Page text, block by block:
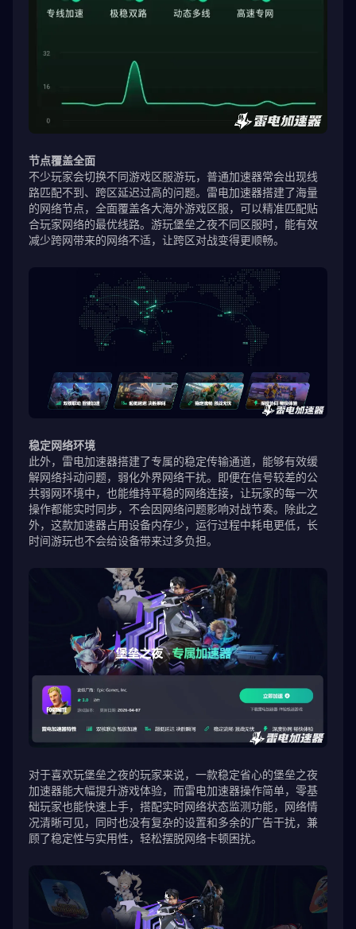
节点覆盖全面
不少玩家会切换不同游戏区服游玩，普通加速器常会出现线
路匹配不到、跨区延迟过高的问题。雷电加速器搭建了海量
的网络节点，全面覆盖各大海外游戏区服，可以精准匹配贴
合玩家网络的最优线路。游玩堡垒之夜不同区服时，能有效
减少跨网带来的网络不适，让跨区对战变得更顺畅。
稳定网络环境
此外，雷电加速器搭建了专属的稳定传输通道，能够有效缓
解网络抖动问题，弱化外界网络干扰。即便在信号较差的公
共弱网环境中，也能维持平稳的网络连接，让玩家的每一次
操作都能实时同步，不会因网络问题影响对战节奏。除此之
外，这款加速器占用设备内存少，运行过程中耗电更低，长
时间游玩也不会给设备带来过多负担。
对于喜欢玩堡垒之夜的玩家来说，一款稳定省心的堡垒之夜
加速器能大幅提升游戏体验，而雷电加速器操作简单，零基
础玩家也能快速上手，搭配实时网络状态监测功能，网络情
况清晰可见，同时也没有复杂的设置和多余的广告干扰，兼
顾了稳定性与实用性，轻松摆脱网络卡顿困扰。